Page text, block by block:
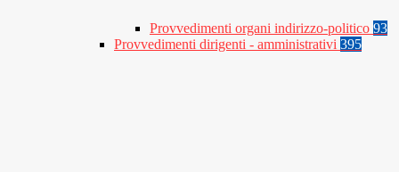
Provvedimenti organi indirizzo-politico 93
Provvedimenti dirigenti - amministrativi 395